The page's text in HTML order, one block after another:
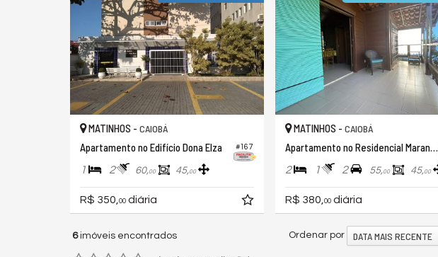
#167
MATINHOS - CAIOBÁ
Apartamento no Edifício Dona Elza
1 2 60,00 45,00
R$ 350,00 diária
MATINHOS - CAIOBÁ
Apartamento no Residencial Maranata
2 1 2 55,00 45,00
R$ 380,00diária
6imóveis encontrados Ordenar por DATA MAIS RECENTE